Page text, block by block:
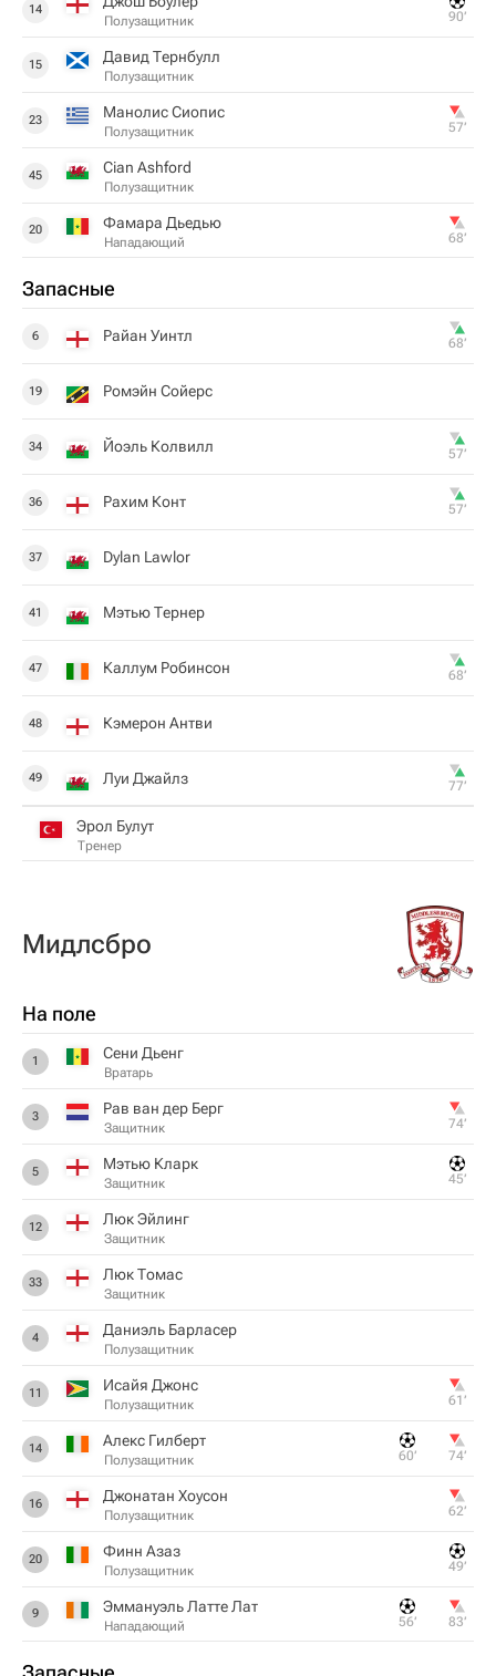
14
Полузащитник 90‎’‎
15 Давид Тернбулл
Полузащитник
23 Манолис Сиопис
Полузащитник 57‎’‎
45 Cian Ashford
Полузащитник
20 Фамара Дьедью
Нападающий 68‎’‎
Запасные
6 Райан Уинтл 68‎’‎
19 Ромэйн Сойерс
34 Йоэль Колвилл 57‎’‎
36 Рахим Конт 57‎’‎
37 Dylan Lawlor
41 Мэтью Тернер
47 Каллум Робинсон 68‎’‎
48 Кэмерон Антви
49 Луи Джайлз 77‎’‎
Эрол Булут
Тренер
Мидлсбро
На поле
1 Сени Дьенг
Вратарь
3 Рав ван дер Берг
Защитник 74‎’‎
5 Мэтью Кларк
Защитник 45‎’‎
12 Люк Эйлинг
Защитник
33 Люк Томас
Защитник
4 Даниэль Барласер
Полузащитник
11 Исайя Джонс
Полузащитник 61‎’‎
14 Алекс Гилберт
Полузащитник 60‎’‎ 74‎’‎
16 Джонатан Хоусон
Полузащитник 62‎’‎
20 Финн Азаз
Полузащитник 49‎’‎
9 Эммануэль Латте Лат
Нападающий 56‎’‎ 83‎’‎